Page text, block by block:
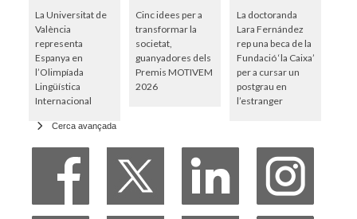
La Universitat de
València
representa
Espanya en
l’Olimpíada
Lingüística
Internacional
Cinc idees per a
transformar la
societat,
guanyadores dels
Premis MOTIVEM
2026
La doctoranda
Lara Fernández
rep una beca de la
Fundació ‘la Caixa’
per a cursar un
postgrau en
l’estranger
Cerca avançada